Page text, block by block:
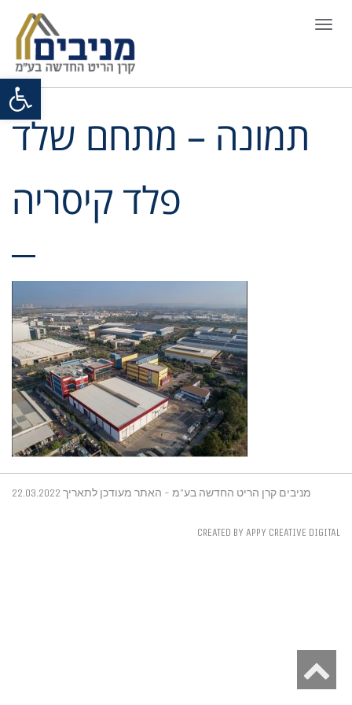
Open toolbar
תמונה – מתחם שלד
פלד קיסריה
מניבים קרן הריט החדשה בע"מ - האתר מעודכן לתאריך 22.03.2022
CREATED BY APPY CREATIVE DIGITAL